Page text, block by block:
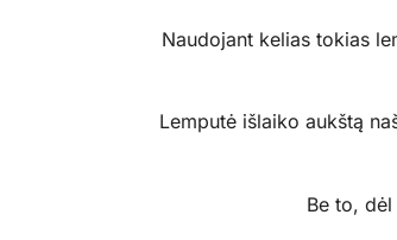
Naudojant kelias tokias
Lemputė išlaiko aukštą
Be to,